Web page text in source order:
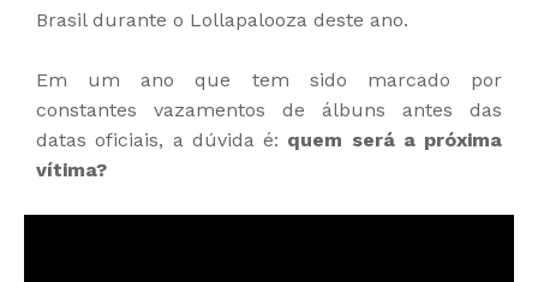
Brasil durante o Lollapalooza deste ano.
Em um ano que tem sido marcado por
constantes vazamentos de álbuns antes das
datas oficiais, a dúvida é: quem será a próxima
vítima?